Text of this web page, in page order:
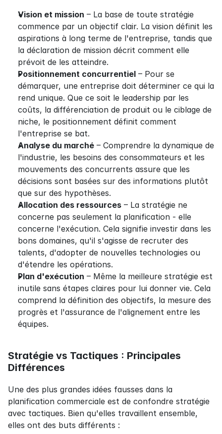
Vision et mission – La base de toute stratégie
commence par un objectif clair. La vision définit les
aspirations à long terme de l'entreprise, tandis que
la déclaration de mission décrit comment elle
prévoit de les atteindre.
Positionnement concurrentiel – Pour se
démarquer, une entreprise doit déterminer ce qui la
rend unique. Que ce soit le leadership par les
coûts, la différenciation de produit ou le ciblage de
niche, le positionnement définit comment
l'entreprise se bat.
Analyse du marché – Comprendre la dynamique de
l'industrie, les besoins des consommateurs et les
mouvements des concurrents assure que les
décisions sont basées sur des informations plutôt
que sur des hypothèses.
Allocation des ressources – La stratégie ne
concerne pas seulement la planification - elle
concerne l'exécution. Cela signifie investir dans les
bons domaines, qu'il s'agisse de recruter des
talents, d'adopter de nouvelles technologies ou
d'étendre les opérations.
Plan d'exécution – Même la meilleure stratégie est
inutile sans étapes claires pour lui donner vie. Cela
comprend la définition des objectifs, la mesure des
progrès et l'assurance de l'alignement entre les
équipes.
Stratégie vs Tactiques : Principales
Différences
Une des plus grandes idées fausses dans la
planification commerciale est de confondre stratégie
avec tactiques. Bien qu'elles travaillent ensemble,
elles ont des buts différents :